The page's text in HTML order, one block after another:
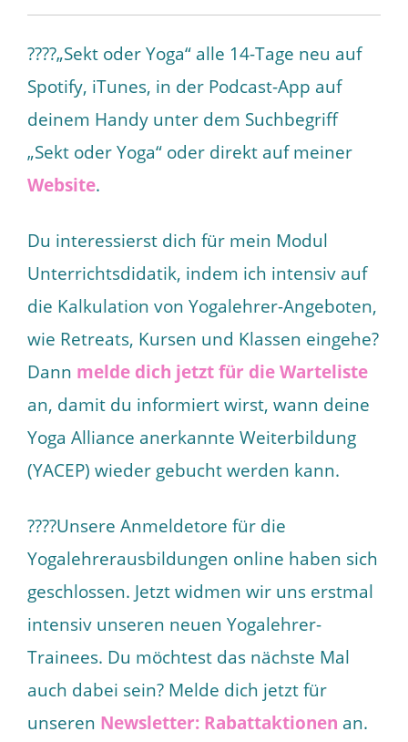
????„Sekt oder Yoga“ alle 14-Tage neu auf
Spotify, iTunes, in der Podcast-App auf
deinem Handy unter dem Suchbegriff
„Sekt oder Yoga“ oder direkt auf meiner
Website.
Du interessierst dich für mein Modul
Unterrichtsdidatik, indem ich intensiv auf
die Kalkulation von Yogalehrer-Angeboten,
wie Retreats, Kursen und Klassen eingehe?
Dann melde dich jetzt für die Warteliste
an, damit du informiert wirst, wann deine
Yoga Alliance anerkannte Weiterbildung
(YACEP) wieder gebucht werden kann.
????Unsere Anmeldetore für die
Yogalehrerausbildungen online haben sich
geschlossen. Jetzt widmen wir uns erstmal
intensiv unseren neuen Yogalehrer-
Trainees. Du möchtest das nächste Mal
auch dabei sein? Melde dich jetzt für
unseren Newsletter: Rabattaktionen an.